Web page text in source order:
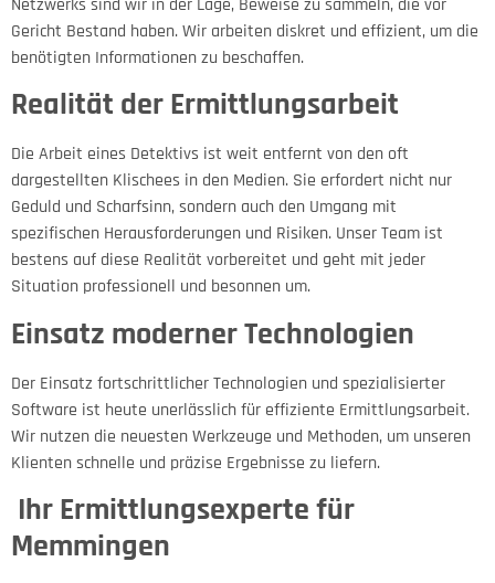
Netzwerks sind wir in der Lage, Beweise zu sammeln, die vor
Gericht Bestand haben. Wir arbeiten diskret und effizient, um die
benötigten Informationen zu beschaffen.
Realität der Ermittlungsarbeit
Die Arbeit eines Detektivs ist weit entfernt von den oft
dargestellten Klischees in den Medien. Sie erfordert nicht nur
Geduld und Scharfsinn, sondern auch den Umgang mit
spezifischen Herausforderungen und Risiken. Unser Team ist
bestens auf diese Realität vorbereitet und geht mit jeder
Situation professionell und besonnen um.
Einsatz moderner Technologien
Der Einsatz fortschrittlicher Technologien und spezialisierter
Software ist heute unerlässlich für effiziente Ermittlungsarbeit.
Wir nutzen die neuesten Werkzeuge und Methoden, um unseren
Klienten schnelle und präzise Ergebnisse zu liefern.
Ihr Ermittlungsexperte für
Memmingen